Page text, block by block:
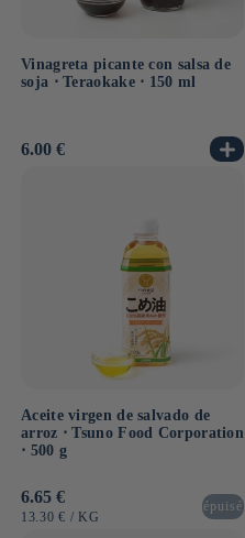
Vinagreta picante con salsa de
soja ⋅ Teraokake ⋅ 150 ml
Precio
6.00 €
Aceite virgen de salvado de
arroz ⋅ Tsuno Food Corporation
⋅ 500 g
Precio
habitual
6.65 €
PRECIO
13.30 € / POR
KG
épuisé